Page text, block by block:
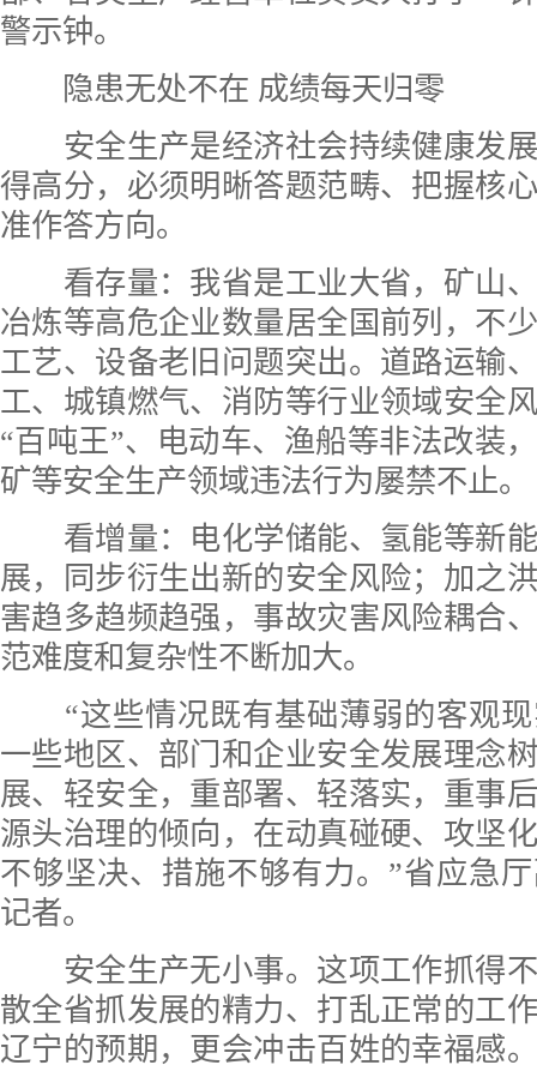
警示钟。
隐患无处不在 成绩每天归零
安全生产是经济社会持续健康发展
得高分，必须明晰答题范畴、把握核
准作答方向。
看存量：我省是工业大省，矿山、
冶炼等高危企业数量居全国前列，不
工艺、设备老旧问题突出。道路运输
工、城镇燃气、消防等行业领域安全
“百吨王”、电动车、渔船等非法改装
矿等安全生产领域违法行为屡禁不止。
看增量：电化学储能、氢能等新能
展，同步衍生出新的安全风险；加之
害趋多趋频趋强，事故灾害风险耦合
范难度和复杂性不断加大。
“这些情况既有基础薄弱的客观现
一些地区、部门和企业安全发展理念
展、轻安全，重部署、轻落实，重事
源头治理的倾向，在动真碰硬、攻坚
不够坚决、措施不够有力。”省应急
记者。
安全生产无小事。这项工作抓得不
散全省抓发展的精力、打乱正常的工
辽宁的预期，更会冲击百姓的幸福感